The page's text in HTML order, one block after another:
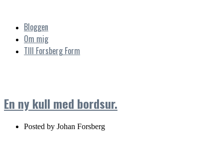
Bloggen
Om mig
TIll Forsberg Form
En ny kull med bordsur.
Posted by Johan Forsberg